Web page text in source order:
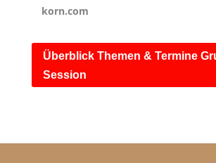
korn.com
Überblick Themen & Termine
Session